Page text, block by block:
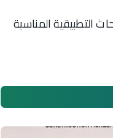
التطبيقية المناسبة